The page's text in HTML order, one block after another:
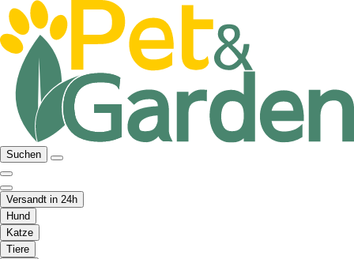
Suchen
Versandt in 24h
Hund
Katze
Tiere